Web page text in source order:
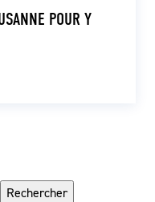
POUR Y
Rechercher